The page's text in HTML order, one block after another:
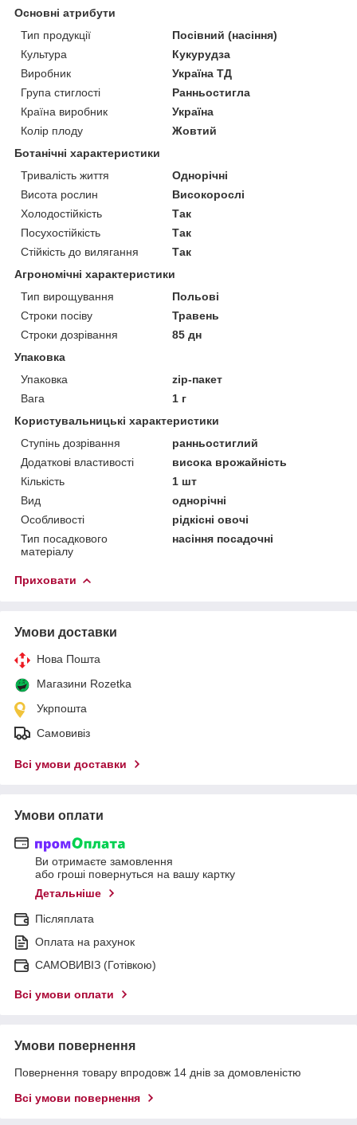
Основні атрибути
Тип продукції
Посівний (насіння)
Культура
Кукурудза
Виробник
Україна ТД
Група стиглості
Ранньостигла
Країна виробник
Україна
Колір плоду
Жовтий
Ботанічні характеристики
Тривалість життя
Однорічні
Висота рослин
Високорослі
Холодостійкість
Так
Посухостійкість
Так
Стійкість до вилягання
Так
Агрономічні характеристики
Тип вирощування
Польові
Строки посіву
Травень
Строки дозрівання
85 дн
Упаковка
Упаковка
zip-пакет
Вага
1 г
Користувальницькі характеристики
Ступінь дозрівання
ранньостиглий
Додаткові властивості
висока врожайність
Кількість
1 шт
Вид
однорічні
Особливості
рідкісні овочі
Тип посадкового
матеріалу
насіння посадочні
Приховати
Умови доставки
Нова Пошта
Магазини Rozetka
Укрпошта
Самовивіз
Всі умови доставки
Умови оплати
Ви отримаєте замовлення
або гроші повернуться на вашу картку
Детальніше
Післяплата
Оплата на рахунок
САМОВИВІЗ (Готівкою)
Всі умови оплати
Умови повернення
Повернення товару впродовж 14 днів за домовленістю
Всі умови повернення